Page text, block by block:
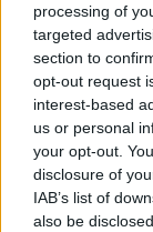
processing of
targeted
section to
opt-out request
interest-based
us or personal
your opt-out.
disclosure of
IAB’s list of
also be
Kriminalai
Gaisras
pardavimo
sudegė ne tik
ratų